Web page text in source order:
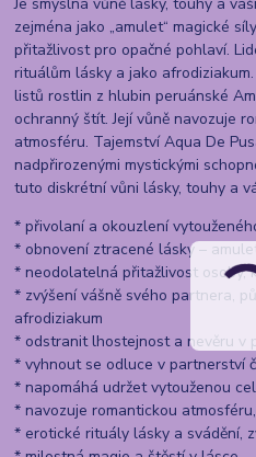
Je smyslná vůně lásky, touhy a
zejména jako „amulet“ magické
přitažlivost pro opačné pohlaví.
rituálům lásky a jako
listů rostlin z hlubin peruánské
ochranný štít. Její vůně navozuje
atmosféru. Tajemství Aqua De
nadpřirozenými mystickými
tuto diskrétní vůni lásky, touhy a
* přivolaní a okouzlení
* obnovení ztracené lásky –
* neodolatelná přitažlivost osoby,
* zvýšení vášně svého partnera,
afrodiziakum
* odstranit lhostejnost a nevěru v
* vyhnout se odluce v partnerství
* napomáhá udržet vytouženou
* navozuje romantickou
* erotické rituály lásky a svádění,